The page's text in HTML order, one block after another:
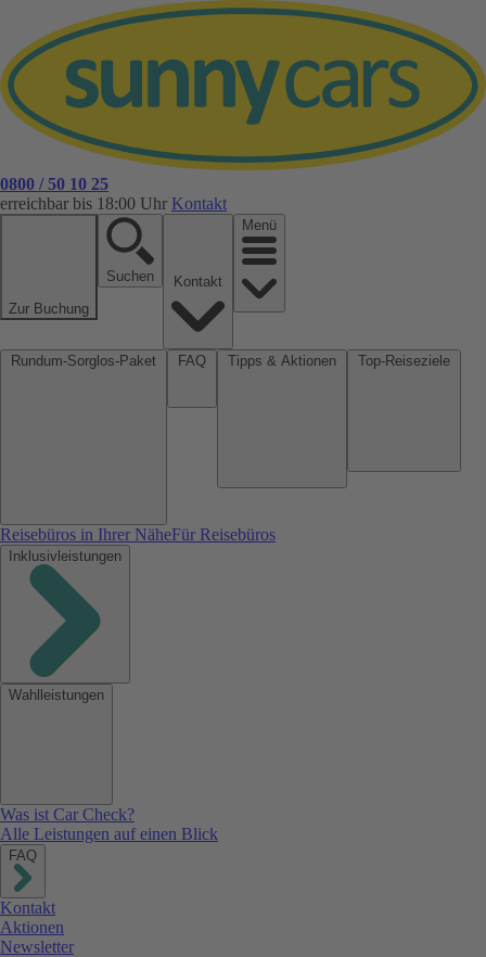
0800 / 50 10 25
erreichbar bis 18:00 Uhr Kontakt
Zur Buchung
Suchen
Menü
Reisebüros in Ihrer NäheFür Reisebüros
Inklusivleistungen
Wahlleistungen
Was ist Car Check?
Alle Leistungen auf einen Blick
FAQ
Kontakt
Aktionen
Newsletter